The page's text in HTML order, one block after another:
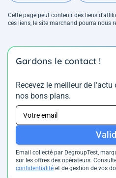
Cette page peut contenir des liens
ces liens, le site marchand pourra nous
Gardons le contact !
Recevez le meilleur de
nos bons plans.
Email collecté par DegroupTest,
sur les offres des opérateurs.
confidentialité et de gestion de vos